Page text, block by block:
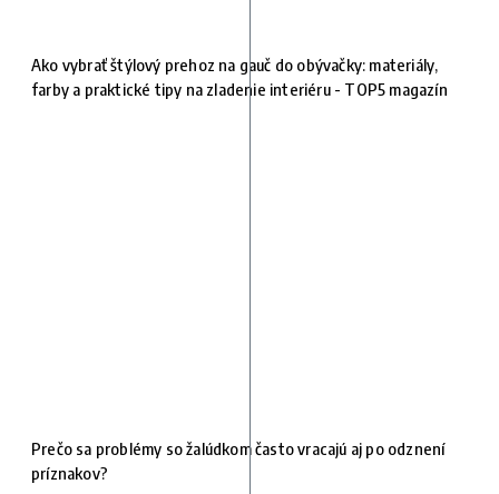
Ako vybrať štýlový prehoz na gauč do obývačky: materiály,
farby a praktické tipy na zladenie interiéru - TOP5 magazín
Prečo sa problémy so žalúdkom často vracajú aj po odznení
príznakov?